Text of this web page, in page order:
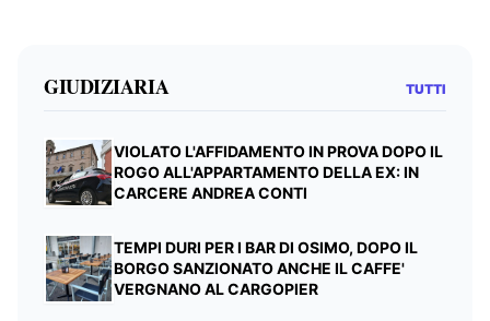
GIUDIZIARIA TUTTI
VIOLATO L'AFFIDAMENTO IN PROVA DOPO IL
ROGO ALL'APPARTAMENTO DELLA EX: IN
CARCERE ANDREA CONTI
TEMPI DURI PER I BAR DI OSIMO, DOPO IL
BORGO SANZIONATO ANCHE IL CAFFE'
VERGNANO AL CARGOPIER